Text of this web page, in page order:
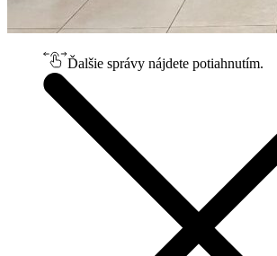
Ďalšie správy nájdete potiahnutím.